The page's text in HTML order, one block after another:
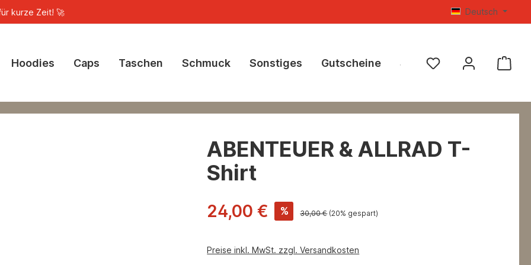
kurze Zeit! 🚀 Deutsch
Hoodies Caps Taschen Schmuck Sonstiges Gutscheine SALE %
ABENTEUER & ALLRAD T-
Shirt
24,00 € % 30,00 € (20% gespart)
Preise inkl. MwSt. zzgl. Versandkosten